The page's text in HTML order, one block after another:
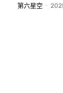
第六星空 -